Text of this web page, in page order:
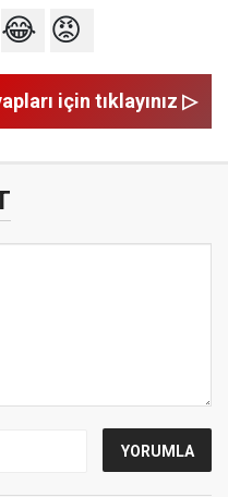
😂 😡
için tıklayınız ▷